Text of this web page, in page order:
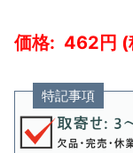
462
特記事項